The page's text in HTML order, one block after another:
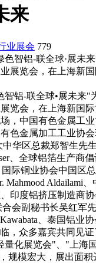
来
业展会 779
色智铝-联全球·展未
展览会，在上海新
铝-联全球•展未来"
览会，在上海新国
，中国有色金属工
色金属加工工业协
华区总裁郑智生先
、全球铝箔生产商
国际铜业协会中国区
Mahmood Aldailami
印度铝挤压制造商协
合会副秘书长吴红军
、泰国铝业
，众多嘉宾共同见
量化展览会"、"上海
规模宏大，展出面积